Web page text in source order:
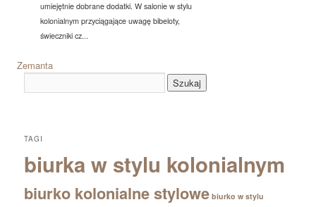
umiejętnie dobrane dodatki. W salonie w stylu
kolonialnym przyciągające uwagę bibeloty,
świeczniki cz...
Zemanta
TAGI
biurka w stylu kolonialnym
biurko kolonialne stylowe biurko w stylu